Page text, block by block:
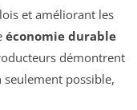
et améliorant les
économie durable
démontrent
seulement possible,